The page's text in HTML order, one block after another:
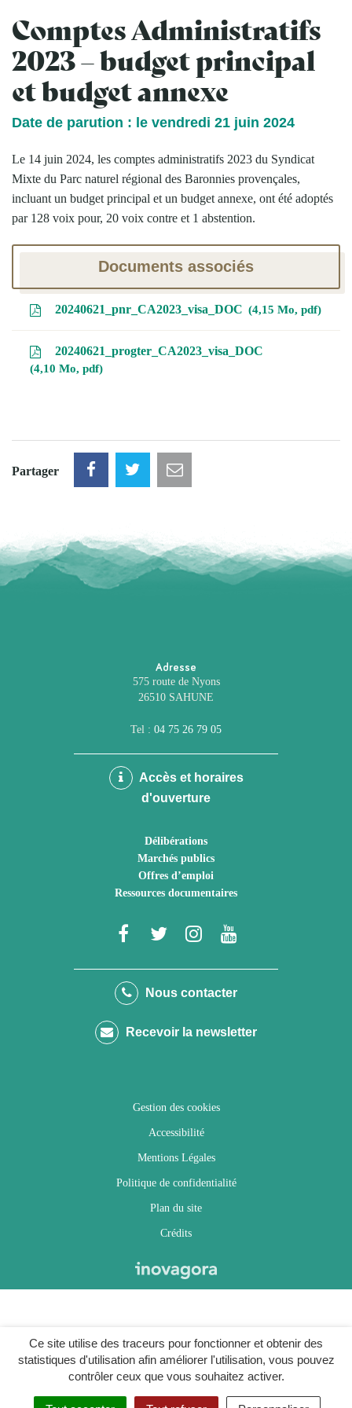
Ce site utilise des traceurs pour fonctionner et obtenir des
statistiques d'utilisation afin améliorer l'utilisation, vous pouvez
contrôler ceux que vous souhaitez activer.
Comptes Administratifs
2023 – budget principal
et budget annexe
Date de parution : le vendredi 21 juin 2024
Le 14 juin 2024, les comptes administratifs 2023 du Syndicat
Mixte du Parc naturel régional des Baronnies provençales,
incluant un budget principal et un budget annexe, ont été adoptés
par 128 voix pour, 20 voix contre et 1 abstention.
Documents associés
20240621_pnr_CA2023_visa_DOC 4,15 Mo, pdf
20240621_progter_CA2023_visa_DOC
4,10 Mo, pdf
Partager
Adresse
575 route de Nyons
26510 SAHUNE
Tel : 04 75 26 79 05
Accès et horaires
d'ouverture
Délibérations
Marchés publics
Offres d’emploi
Ressources documentaires
Lien
le
Facebook
Lien
le
Twitter
Lien
le
Instagram
Youtube
Nous contacter
Recevoir la newsletter
Gestion des cookies
Accessibilité
Mentions Légales
Politique de confidentialité
Plan du site
Crédits